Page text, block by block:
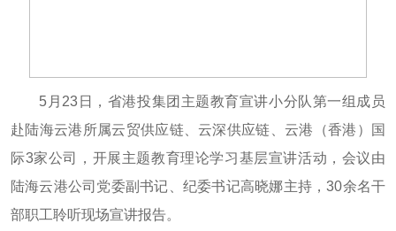
5月23日，省港投集团主题教育宣讲小分队第一组成员
赴陆海云港所属云贸供应链、云深供应链、云港（香港）国
际3家公司，开展主题教育理论学习基层宣讲活动，会议由
陆海云港公司党委副书记、纪委书记高晓娜主持，30余名干
部职工聆听现场宣讲报告。